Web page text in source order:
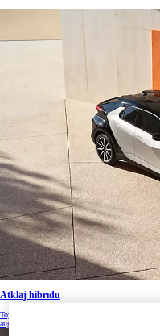
Atklāj hibrīdu
Toyota hibrīdautomobiļi ir hibrīda elektrisko
augstākās klases braukšanas īpašības un lielisks